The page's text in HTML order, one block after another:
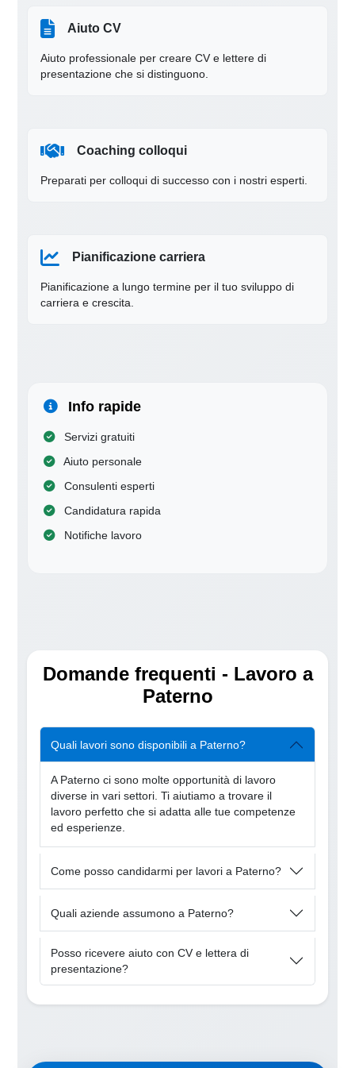
Aiuto CV
Aiuto professionale per creare CV e lettere di
presentazione che si distinguono.
Coaching colloqui
Preparati per colloqui di successo con i nostri esperti.
Pianificazione carriera
Pianificazione a lungo termine per il tuo sviluppo di
carriera e crescita.
Info rapide
Servizi gratuiti
Aiuto personale
Consulenti esperti
Candidatura rapida
Notifiche lavoro
Domande frequenti - Lavoro a
Paterno
Quali lavori sono disponibili a Paterno?
A Paterno ci sono molte opportunità di lavoro
diverse in vari settori. Ti aiutiamo a trovare il
lavoro perfetto che si adatta alle tue competenze
ed esperienze.
Come posso candidarmi per lavori a Paterno?
Quali aziende assumono a Paterno?
Posso ricevere aiuto con CV e lettera di
presentazione?